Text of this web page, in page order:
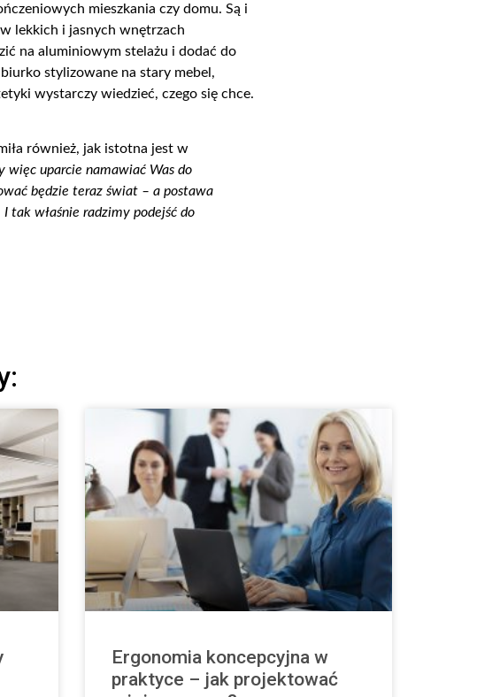
mieszkania czy domu. Są i
lekkich i jasnych wnętrzach
na aluminiowym stelażu i dodać do
stylizowane na stary mebel,
wystarczy wiedzieć, czego się chce.
również, jak istotna jest w
więc uparcie namawiać Was do
będzie teraz świat – a postawa
tak właśnie radzimy podejść do
Ergonomia koncepcyjna w
praktyce – jak projektować